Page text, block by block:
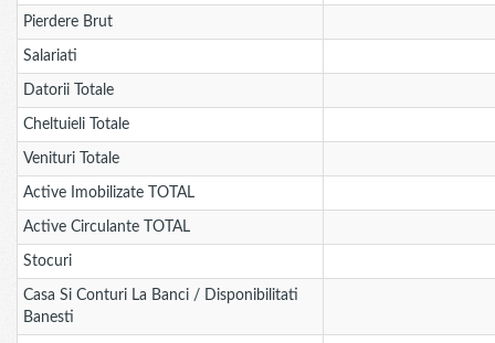
Pierdere Brut
Salariati
Datorii Totale
Cheltuieli Totale
Venituri Totale
Active Imobilizate TOTAL
Active Circulante TOTAL
Stocuri
Casa Si Conturi La Banci / Disponibilitati
Banesti